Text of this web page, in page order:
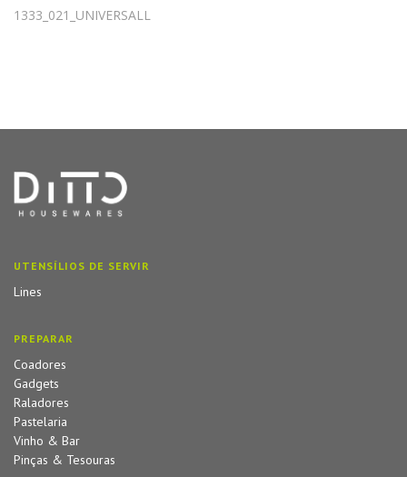
1333_021_UNIVERSALL
UTENSÍLIOS DE SERVIR
Lines
PREPARAR
Coadores
Gadgets
Raladores
Pastelaria
Vinho & Bar
Pinças & Tesouras